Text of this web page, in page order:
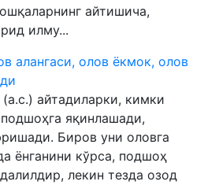
айтишича,
илму...
алангаси, олов ёкмок, олов
айтадиларки, кимки
яқинлашади,
Биров уни оловга
ёнганини кўрса, подшоҳ
лекин тезда озод